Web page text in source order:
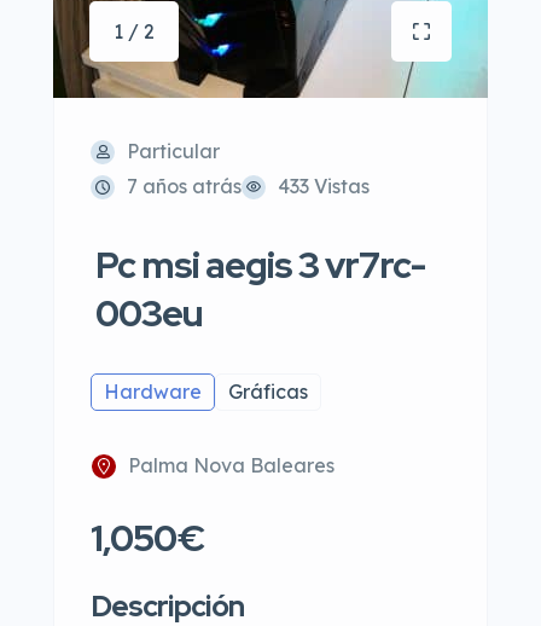
1 / 2
Particular
7 años atrás
433 Vistas
Pc msi aegis 3 vr7rc-
003eu
Hardware Gráficas
Palma Nova Baleares
1,050€
Descripción